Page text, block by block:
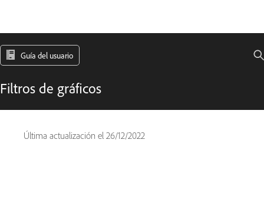
Guía del usuario
Filtros de gráficos
Última actualización el 26/12/2022